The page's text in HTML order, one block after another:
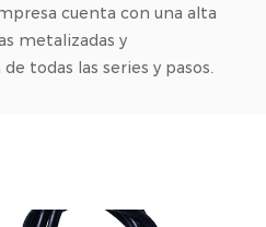
cuenta con una alta
metalizadas y
todas las series y pasos.